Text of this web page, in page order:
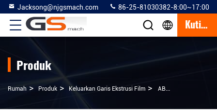
Jacksong@njgsmach.com 86-25-81030382-8:00~17:00
Kutipan
Produk
Rumah > Produk > Keluarkan Garis Ekstrusi Film > ABC Three Layer Cast Film Extrusion Line Cast Stretch Film Mesin Untuk Makanan Cling Film